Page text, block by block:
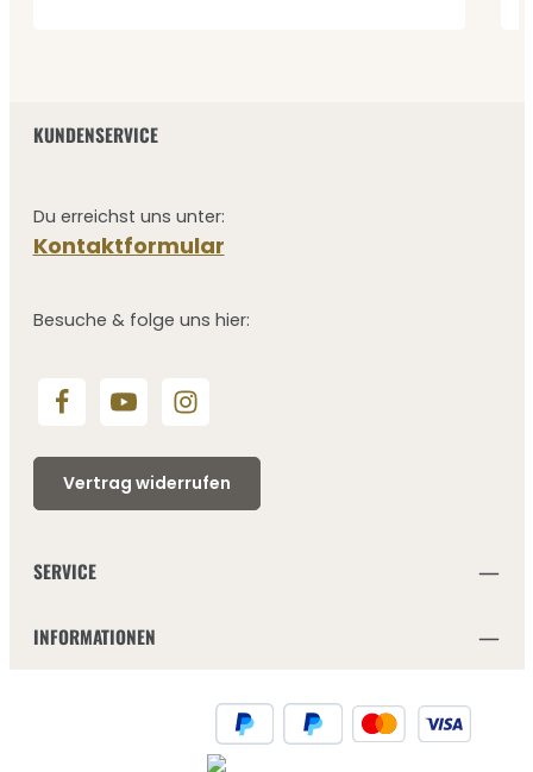
KUNDENSERVICE
Du erreichst uns unter:
Kontaktformular
Besuche & folge uns hier:
Vertrag widerrufen
SERVICE
INFORMATIONEN